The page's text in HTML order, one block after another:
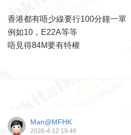
香港都有唔少線要行100分鐘一單
例如10，E22A等等
唔見得84M要有特權
Man@MFHK
2026-4-12 19:48